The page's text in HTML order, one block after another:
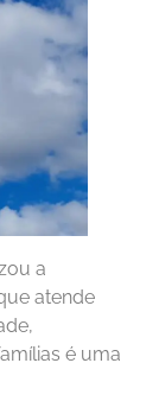
a
atende
é uma